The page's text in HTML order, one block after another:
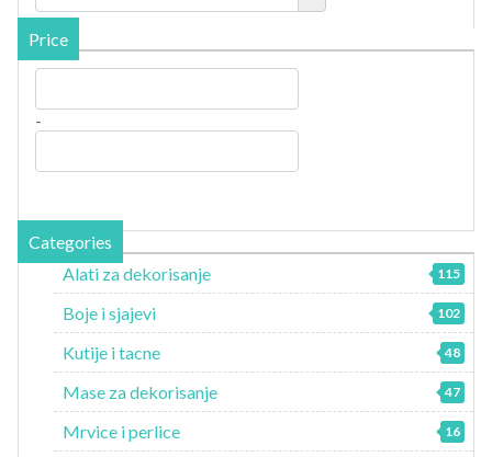
Price
-
Categories
Alati za dekorisanje
115
Boje i sjajevi 102
Kutije i tacne 48
Mase za dekorisanje 47
Mrvice i perlice 16